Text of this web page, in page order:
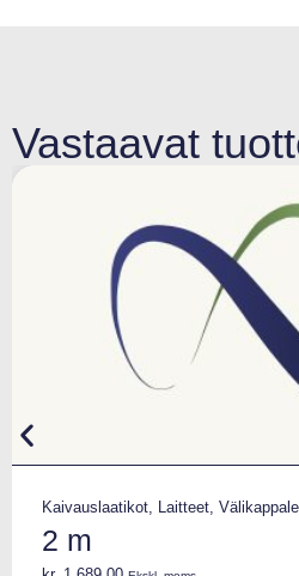
Vastaavat
Kaivauslaatikot, Laitteet,
2 m